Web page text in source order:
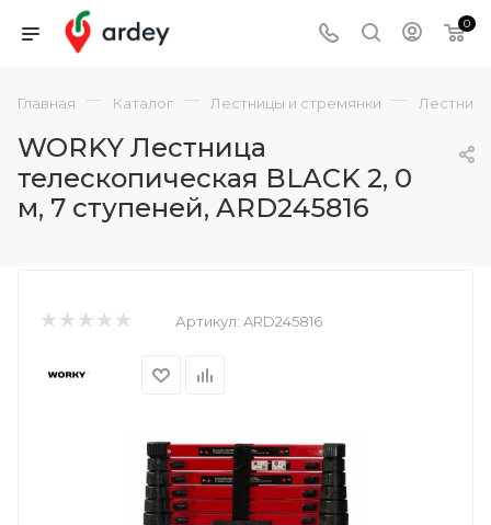
0
Главная — Каталог — Лестницы и стремянки —
WORKY Лестница
телескопическая BLACK 2, 0
м, 7 ступеней, ARD245816
Артикул: ARD245816